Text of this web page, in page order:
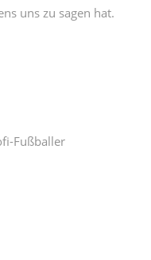
uns zu sagen hat.
Fußballer